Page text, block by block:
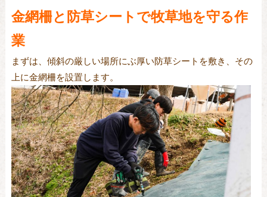
金網柵と防草シートで牧草地を守る作
業
まずは、傾斜の厳しい場所にぶ厚い防草シートを敷き、その
上に金網柵を設置します。